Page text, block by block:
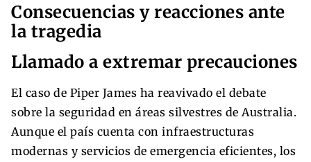
Consecuencias y reacciones ante
la tragedia
Llamado a extremar precauciones
El caso de Piper James ha reavivado el debate
sobre la seguridad en áreas silvestres de Australia.
Aunque el país cuenta con infraestructuras
modernas y servicios de emergencia eficientes, los